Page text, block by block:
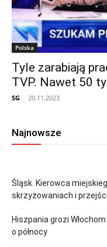
Polska
Tyle zarabiają
TVP. Nawet 50
SG - 20.11.2023
Najnowsze
Śląsk. Kierowca
skrzyżowaniach i
Hiszpania grozi
o północy